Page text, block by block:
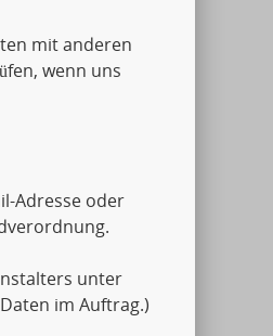
mit anderen
wenn uns
Adresse oder
unter
im Auftrag.)